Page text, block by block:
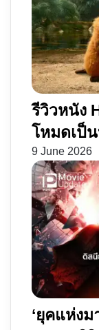
รีวิวหนัง
โหมดเป็
9 June 2026
‘ยุคแห่ง